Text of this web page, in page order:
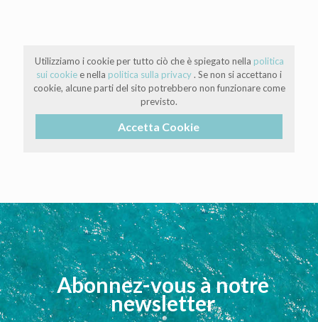
Utilizziamo i cookie per tutto ciò che è spiegato nella politica
sui cookie e nella politica sulla privacy. Se non si accettano i
cookie, alcune parti del sito potrebbero non funzionare come
previsto.
Accetta Cookie
Abonnez-vous à notre
newsletter